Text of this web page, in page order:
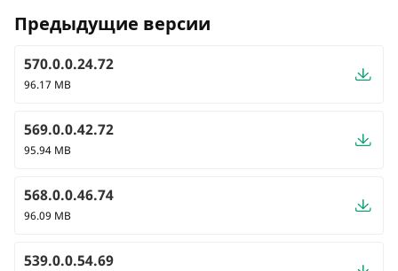
Предыдущие версии
570.0.0.24.72
96.17 MB
569.0.0.42.72
95.94 MB
568.0.0.46.74
96.09 MB
539.0.0.54.69